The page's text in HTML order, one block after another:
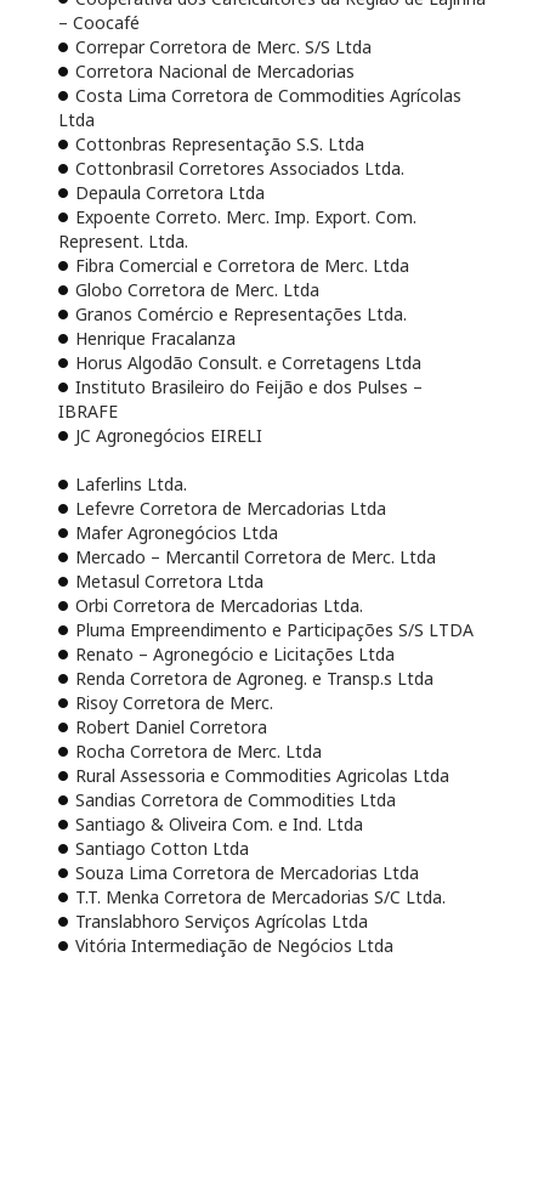
– Coocafé
Correpar Corretora de Merc. S/S Ltda
Corretora Nacional de Mercadorias
Costa Lima Corretora de Commodities Agrícolas
Ltda
Cottonbras Representação S.S. Ltda
Cottonbrasil Corretores Associados Ltda.
Depaula Corretora Ltda
Expoente Correto. Merc. Imp. Export. Com.
Represent. Ltda.
Fibra Comercial e Corretora de Merc. Ltda
Globo Corretora de Merc. Ltda
Granos Comércio e Representações Ltda.
Henrique Fracalanza
Horus Algodão Consult. e Corretagens Ltda
Instituto Brasileiro do Feijão e dos Pulses –
IBRAFE
JC Agronegócios EIRELI
Laferlins Ltda.
Lefevre Corretora de Mercadorias Ltda
Mafer Agronegócios Ltda
Mercado – Mercantil Corretora de Merc. Ltda
Metasul Corretora Ltda
Orbi Corretora de Mercadorias Ltda.
Pluma Empreendimento e Participações S/S LTDA
Renato – Agronegócio e Licitações Ltda
Renda Corretora de Agroneg. e Transp.s Ltda
Risoy Corretora de Merc.
Robert Daniel Corretora
Rocha Corretora de Merc. Ltda
Rural Assessoria e Commodities Agricolas Ltda
Sandias Corretora de Commodities Ltda
Santiago & Oliveira Com. e Ind. Ltda
Santiago Cotton Ltda
Souza Lima Corretora de Mercadorias Ltda
T.T. Menka Corretora de Mercadorias S/C Ltda.
Translabhoro Serviços Agrícolas Ltda
Vitória Intermediação de Negócios Ltda